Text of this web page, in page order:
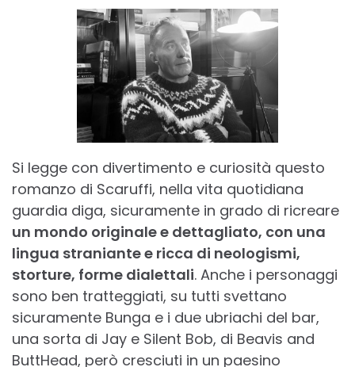
Si legge con divertimento e curiosità questo
romanzo di Scaruffi, nella vita quotidiana
guardia diga, sicuramente in grado di ricreare
un mondo originale e dettagliato, con una
lingua straniante e ricca di neologismi,
storture, forme dialettali. Anche i personaggi
sono ben tratteggiati, su tutti svettano
sicuramente Bunga e i due ubriachi del bar,
una sorta di Jay e Silent Bob, di Beavis and
ButtHead, però cresciuti in un paesino